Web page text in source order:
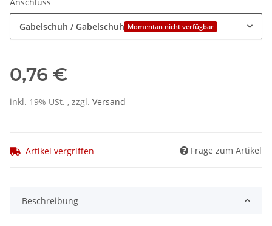
Gabelschuh / Gabelschuh Momentan nicht verfügbar
0,76 €
inkl. 19% USt. , zzgl. Versand
Artikel vergriffen Frage zum Artikel
Beschreibung